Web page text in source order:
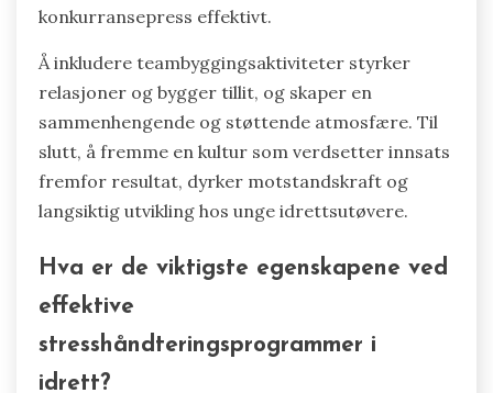
idrettsutøvere ved å prioritere mental vekst
sammen med prestasjon. De bør etablere åpen
kommunikasjon, oppmuntre til en
veksttankegang og fremme samarbeid.
Regelmessig tilbakemelding hjelper
mens feiring av små prestasjoner fremmer
motivasjon. Trenere bør også utdanne
stresshåndtering, som mindfulness og
avslapningsøvelser, for å håndtere